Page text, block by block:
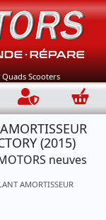
Scooters
Connection
(2015)
neuves
AMORTISSEUR